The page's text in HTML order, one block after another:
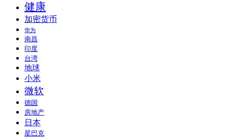
健康
加密货币
华为
南昌
印度
台湾
地球
小米
微软
德国
房地产
日本
星巴克